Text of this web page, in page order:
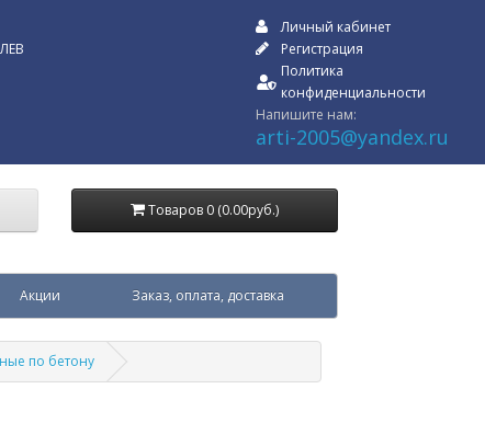
Личный кабинет
Регистрация
Политика
конфиденциальности
Напишите нам:
arti-2005@yandex.ru
Товаров 0 (0.00руб.)
Акции Заказ, оплата, доставка
по бетону